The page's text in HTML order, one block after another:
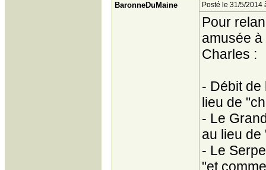
BaronneDuMaine Posté le 31/5/2014
Pour
amusée
Charles :
- Débit de
lieu de
- Le
au lieu de
- Le
"et